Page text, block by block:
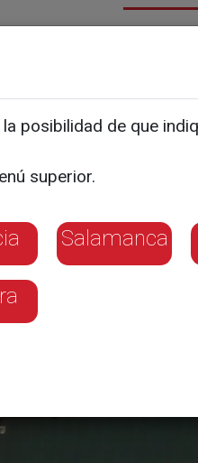
de
se ha "agotado
de negociación
posibilidad de que
superior.
Salamanca